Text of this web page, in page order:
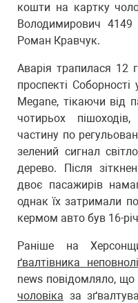
кошти на картку
Володимирович
Роман Кравчук.
Аварія трапилася 12
проспекті
Megane, тікаючи від
чотирьох
частину по
зелений сигнал
дерево. Після
двоє пасажирів
однак їх затримали
кермом авто був 16-
Раніше на
ґвалтівника
news повідомляло, що
чоловіка за